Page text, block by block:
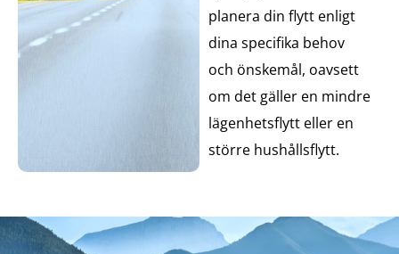
planera din flytt enligt
dina specifika behov
och önskemål, oavsett
om det gäller en mindre
lägenhetsflytt eller en
större hushållsflytt.